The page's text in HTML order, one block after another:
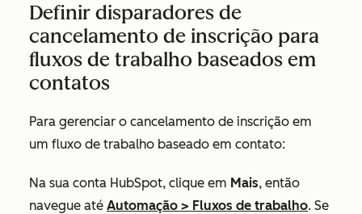
Definir disparadores de
cancelamento de inscrição para
fluxos de trabalho baseados em
contatos
Para gerenciar o cancelamento de inscrição em
um fluxo de trabalho baseado em contato:
Na sua conta HubSpot, clique em Mais, então
navegue até Automação > Fluxos de trabalho. Se